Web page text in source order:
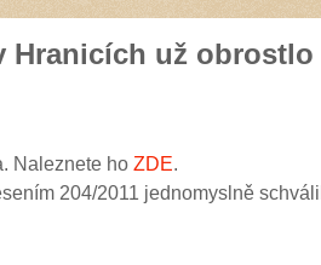
Hranicích už obrostlo
Naleznete ho ZDE.
204/2011 jednomyslně